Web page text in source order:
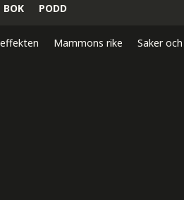
BOK PODD
Mammons rike Saker